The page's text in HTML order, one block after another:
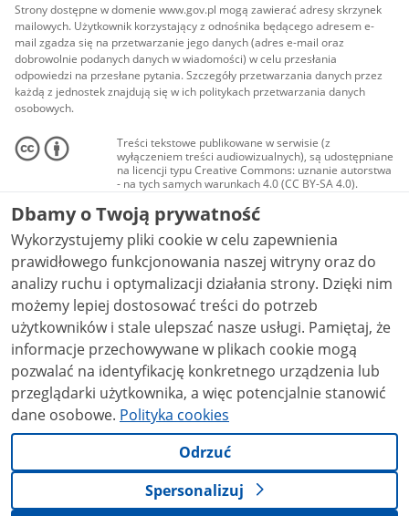
Strony dostępne w domenie www.gov.pl mogą zawierać adresy skrzynek
mailowych. Użytkownik korzystający z odnośnika będącego adresem e-
mail zgadza się na przetwarzanie jego danych (adres e-mail oraz
dobrowolnie podanych danych w wiadomości) w celu przesłania
odpowiedzi na przesłane pytania. Szczegóły przetwarzania danych przez
każdą z jednostek znajdują się w ich politykach przetwarzania danych
osobowych.
Treści tekstowe publikowane w serwisie (z
wyłączeniem treści audiowizualnych), są udostępniane
na licencji typu Creative Commons: uznanie autorstwa
- na tych samych warunkach 4.0 (CC BY-SA 4.0).
Materiały audiowizualne, w tym zdjęcia, materiały
audio i wideo, są udostępniane na licencji typu
Creative Commons: uznanie autorstwa użycie
niekomercyjne - bez utworów zależnych 4.0 (CC BY-
NC-ND 4.0), o ile nie jest to stwierdzone inaczej.
Dbamy o Twoją prywatność
Wykorzystujemy pliki cookie w celu zapewnienia
prawidłowego funkcjonowania naszej witryny oraz do
analizy ruchu i optymalizacji działania strony. Dzięki nim
możemy lepiej dostosować treści do potrzeb
użytkowników i stale ulepszać nasze usługi. Pamiętaj, że
informacje przechowywane w plikach cookie mogą
pozwalać na identyfikację konkretnego urządzenia lub
przeglądarki użytkownika, a więc potencjalnie stanowić
dane osobowe. Polityka cookies
Odrzuć
Spersonalizuj